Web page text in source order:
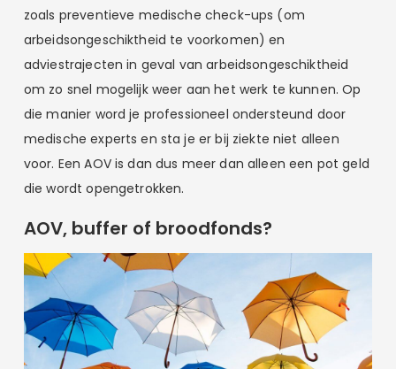
zoals preventieve medische check-ups (om
arbeidsongeschiktheid te voorkomen) en
adviestrajecten in geval van arbeidsongeschiktheid
om zo snel mogelijk weer aan het werk te kunnen. Op
die manier word je professioneel ondersteund door
medische experts en sta je er bij ziekte niet alleen
voor. Een AOV is dan dus meer dan alleen een pot geld
die wordt opengetrokken.
AOV, buffer of broodfonds?